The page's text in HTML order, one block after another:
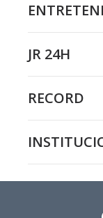
JR 24H
RECORD